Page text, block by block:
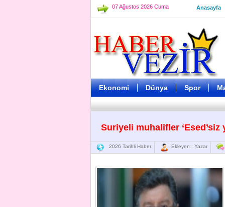
07 Ağustos 2026 Cuma Anasayfa
Ekonomi Dünya Spor
Suriyeli muhalifler ‘Esed’siz
2026 Tarihli Haber Ekleyen : Yazar